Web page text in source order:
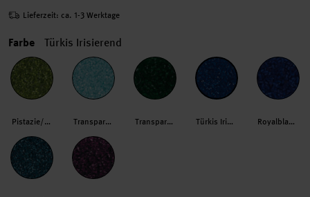
Lieferzeit: ca. 1-3 Werktage
Farbe Türkis Irisierend
Pistazie/Silber Transparent/Hellmint Transparent Grün Türkis Irisierend Royalblau Matt